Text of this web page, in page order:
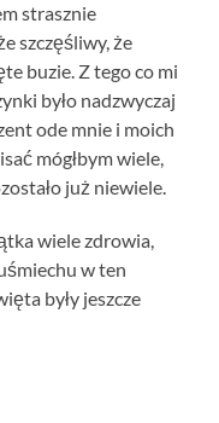
strasznie
szczęśliwy, że
buzie. Z tego co mi
było nadzwyczaj
ode mnie i moich
mógłbym wiele,
już niewiele.
wiele zdrowia,
w ten
były jeszcze